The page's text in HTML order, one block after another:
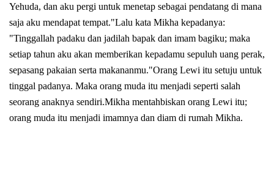
Yehuda, dan aku pergi untuk menetap sebagai pendatang di mana
saja aku mendapat tempat."Lalu kata Mikha kepadanya:
"Tinggallah padaku dan jadilah bapak dan imam bagiku; maka
setiap tahun aku akan memberikan kepadamu sepuluh uang perak,
sepasang pakaian serta makananmu."Orang Lewi itu setuju untuk
tinggal padanya. Maka orang muda itu menjadi seperti salah
seorang anaknya sendiri.Mikha mentahbiskan orang Lewi itu;
orang muda itu menjadi imamnya dan diam di rumah Mikha.